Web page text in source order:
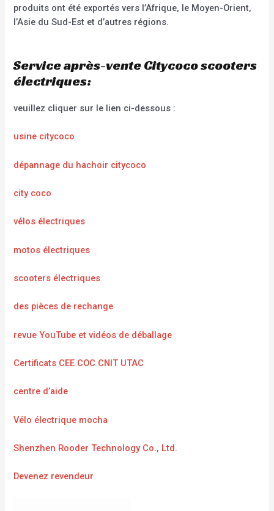
produits ont été exportés vers l’Afrique, le Moyen-Orient,
l’Asie du Sud-Est et d’autres régions.
Service après-vente Citycoco scooters
électriques:
veuillez cliquer sur le lien ci-dessous :
usine citycoco
dépannage du hachoir citycoco
city coco
vélos électriques
motos électriques
scooters électriques
des pièces de rechange
revue YouTube et vidéos de déballage
Certificats CEE COC CNIT UTAC
centre d’aide
Vélo électrique mocha
Shenzhen Rooder Technology Co., Ltd.
Devenez revendeur